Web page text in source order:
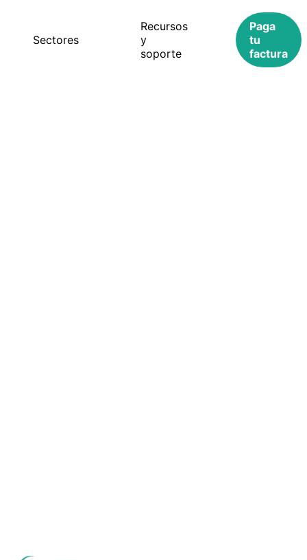
Sectores
Recursos
y
soporte
Paga
tu
factura